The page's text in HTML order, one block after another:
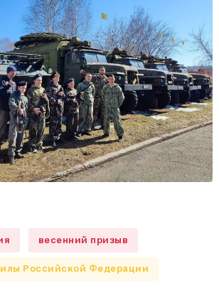
весенний призыв
Российской Федерации